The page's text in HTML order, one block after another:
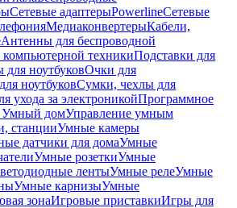
Сетевые адаптерыPowerlineСетевые
МедиаконвертерыКабели,
Антенны для беспроводной
компьютерной техникиПодставки для
для ноутбуковОчки для
ноутбуковСумки, чехлы для
ухода за электроникойПрограммное
Умный домУправление умным
станцииУмные камеры
датчики для домаУмные
Умные розеткиУмные
лентыУмные релеУмные
Умные карнизыУмные
зонаИгровые приставкиИгры для